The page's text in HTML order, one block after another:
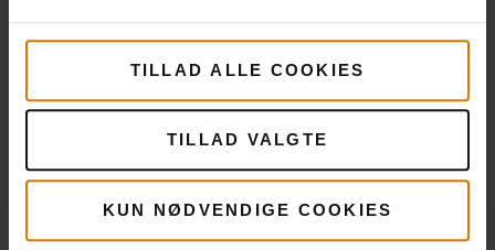
TILLAD ALLE COOKIES
TILLAD VALGTE
KUN NØDVENDIGE COOKIES
PRINT THIS LIST